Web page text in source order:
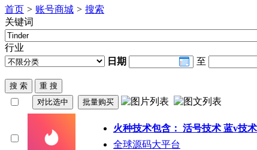
首页 > 账号商城 > 搜索
关键词
行业
日期
至
火种技术包含： 活号技术 蓝v技
全球源码大平台